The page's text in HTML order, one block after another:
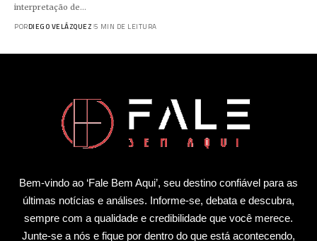
interpretação de…
PORDIEGO VELÁZQUEZ 5 MIN DE LEITURA
Bem-vindo ao ‘Fale Bem Aqui’, seu destino confiável para as
últimas notícias e análises. Informe-se, debata e descubra,
sempre com a qualidade e credibilidade que você merece.
Junte-se a nós e fique por dentro do que está acontecendo,